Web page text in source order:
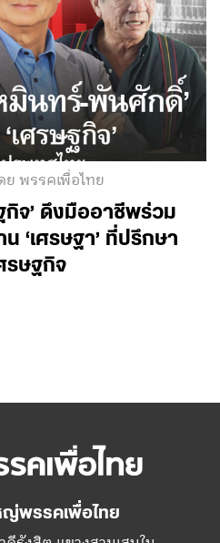
ย พรรคเพื่อไทย
กิจ’ ดึงมืออาชีพร่วม
‘เศรษฐา’ ที่ปรึกษา
รษฐกิจ
ญ่พรรคเพื่อไทย